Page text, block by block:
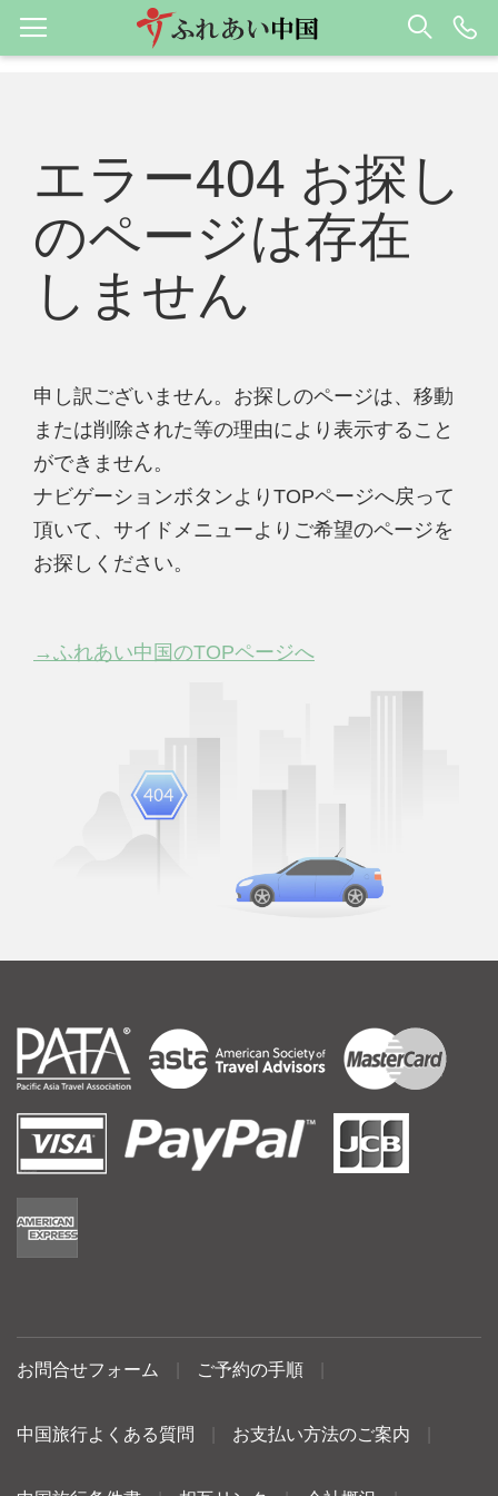
エラー404 お探し
のページは存在
しません
申し訳ございません。お探しのページは、移動
または削除された等の理由により表示すること
ができません。
ナビゲーションボタンよりTOPページへ戻って
頂いて、サイドメニューよりご希望のページを
お探しください。
→ふれあい中国のTOPページへ
お問合せフォーム ご予約の手順
中国旅行よくある質問 お支払い方法のご案内